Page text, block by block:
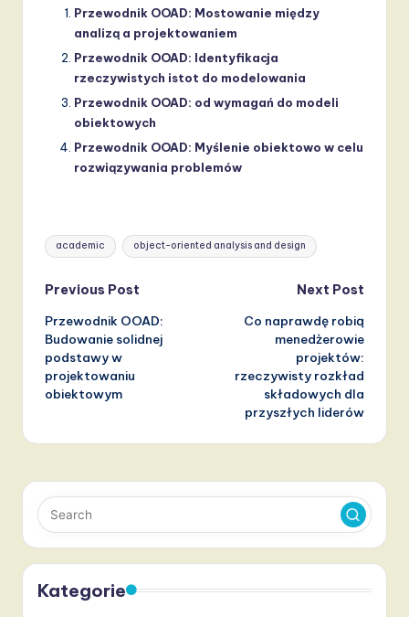
Przewodnik OOAD: Mostowanie między
analizą a projektowaniem
Przewodnik OOAD: Identyfikacja
rzeczywistych istot do modelowania
Przewodnik OOAD: od wymagań do modeli
obiektowych
Przewodnik OOAD: Myślenie obiektowo w celu
rozwiązywania problemów
Tags:
academic object-oriented analysis and design
Post
navigation
Previous Post
Przewodnik OOAD:
Budowanie solidnej
podstawy w
projektowaniu
obiektowym
Next Post
Co naprawdę robią
menedżerowie
projektów:
rzeczywisty rozkład
składowych dla
przyszłych liderów
Kategorie